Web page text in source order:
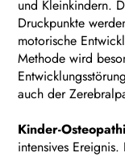
und Kleinkindern.
Druckpunkte
motorische
Methode wird
auch der
Kinder-
intensives